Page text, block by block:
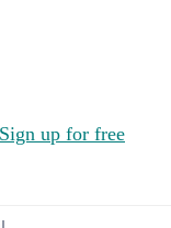
Sign up for free